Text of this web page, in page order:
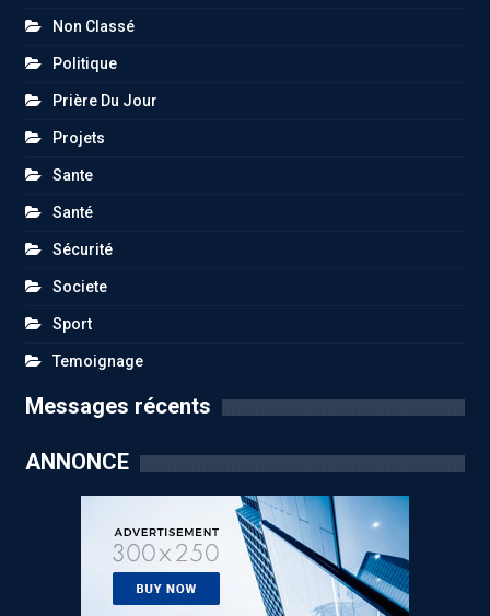
Non Classé
Politique
Prière Du Jour
Projets
Sante
Santé
Sécurité
Societe
Sport
Temoignage
Messages récents
ANNONCE